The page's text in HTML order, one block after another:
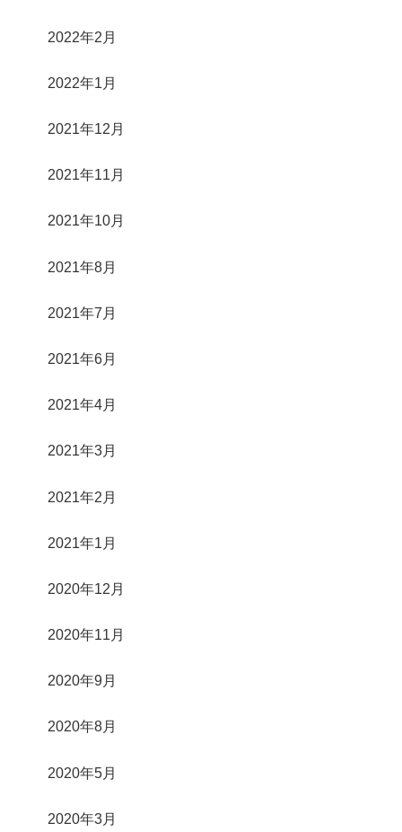
2022年2月
2022年1月
2021年12月
2021年11月
2021年10月
2021年8月
2021年7月
2021年6月
2021年4月
2021年3月
2021年2月
2021年1月
2020年12月
2020年11月
2020年9月
2020年8月
2020年5月
2020年3月